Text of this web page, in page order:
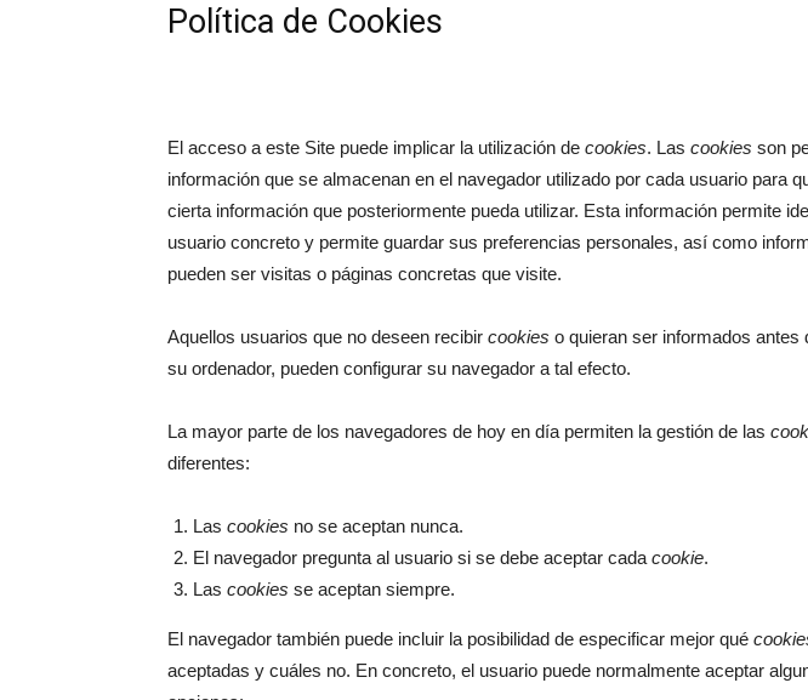
Política de Cookies
El acceso a este Site puede implicar la utilización de cookies. Las cookies son
información que se almacenan en el navegador utilizado por cada usuario para
cierta información que posteriormente pueda utilizar. Esta información permite
usuario concreto y permite guardar sus preferencias personales, así como
pueden ser visitas o páginas concretas que visite.
Aquellos usuarios que no deseen recibir cookies o quieran ser informados antes
su ordenador, pueden configurar su navegador a tal efecto.
La mayor parte de los navegadores de hoy en día permiten la gestión de las
diferentes:
Las cookies no se aceptan nunca.
El navegador pregunta al usuario si se debe aceptar cada cookie.
Las cookies se aceptan siempre.
El navegador también puede incluir la posibilidad de especificar mejor qué
aceptadas y cuáles no. En concreto, el usuario puede normalmente aceptar